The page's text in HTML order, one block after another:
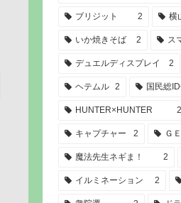
ブリジット 2 横
いか焼きそば 2 ス
デュエルディスプレイ 2
ヘテムル 2 国民総
HUNTER×HUNTER 2
キャプチャー 2 Ｇ
魔法先生ネギま！ 2
イルミネーション 2